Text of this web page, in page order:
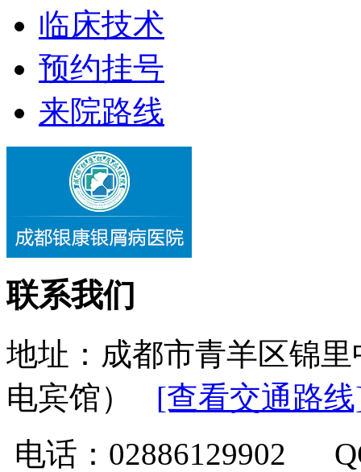
临床技术
预约挂号
来院路线
联系我们
地址：成都市青羊区锦
电宾馆） [查看交通路
电话：02886129902